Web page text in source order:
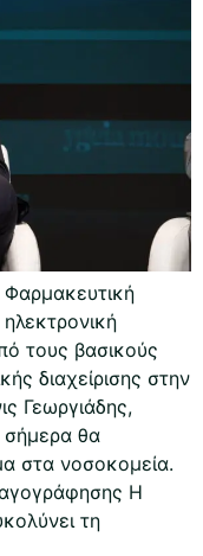
τους βασικούς
διαχείρισης στην
Γεωργιάδης,
σήμερα θα
στα νοσοκομεία.
Η
τη